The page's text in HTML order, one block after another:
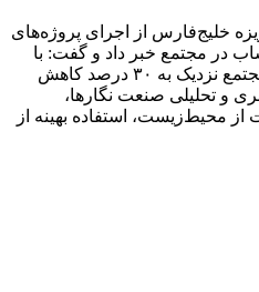
خلیج‌فارس از اجرای پروژه‌های
در مجتمع خبر داد و گفت: با
تکمیل این طرح‌ها، مصرف آب مجتمع نزدیک به ۳۰ درصد کاهش
و تحلیلی صنعت نگارها،
محیط‌زیست، استفاده بهینه از